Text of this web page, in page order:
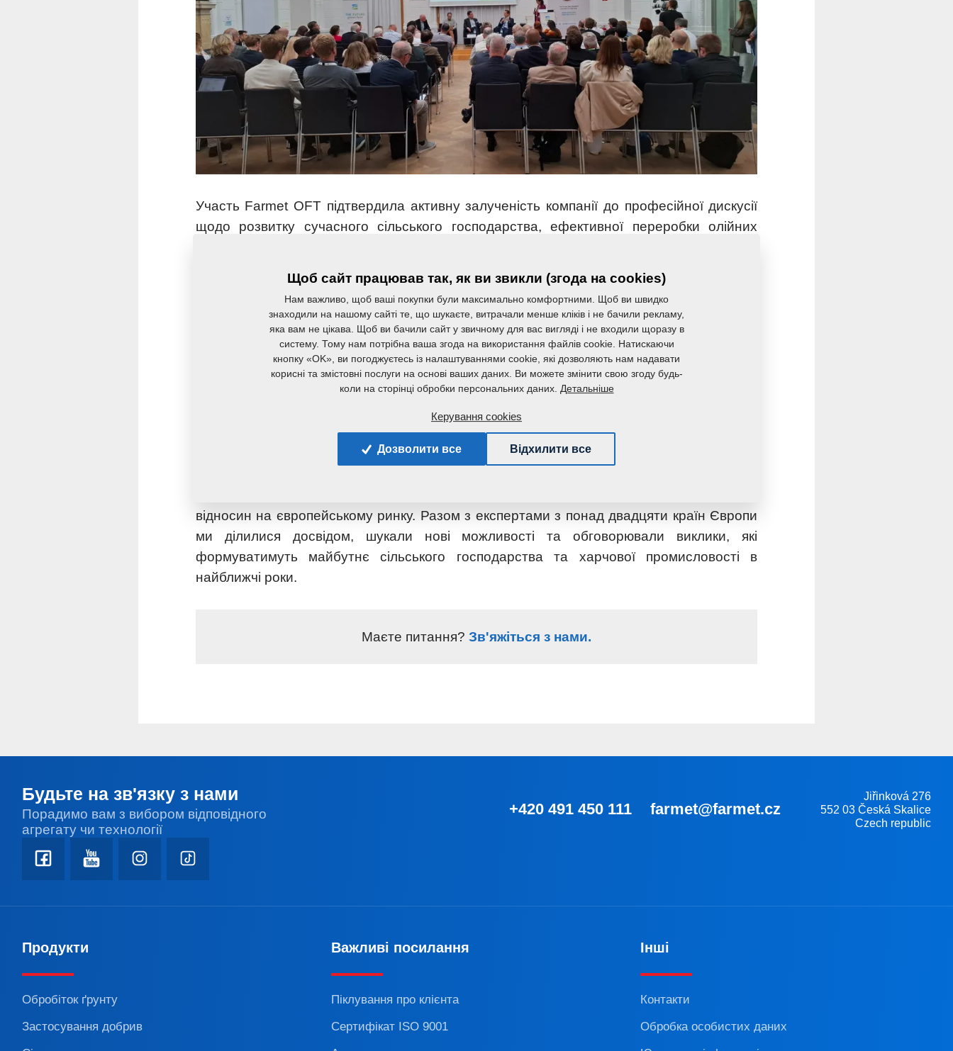
Участь Farmet OFT підтвердила активну залученість компанії до професійної дискусії
щодо розвитку сучасного сільського господарства, ефективної переробки олійних
ноу-хау з провідними представниками європейського аграрного сектору.
«Ми віримо, що майбутнє сільського господарства ґрунтується на інноваціях,
відповідальному підході до виробництва та міцній міжнародній співпраці. Саме тому ми
високо цінуємо можливість бути частиною спільноти Donau Soja та активно долучатися
до обговорень подальшого розвитку європейського сектору рослинних білків.»
Участь у Генеральній асамблеї Donau Soja також підкреслює довгострокову стратегію
відносин на європейському ринку. Разом з експертами з понад двадцяти країн Європи
ми ділилися досвідом, шукали нові можливості та обговорювали виклики, які
формуватимуть майбутнє сільського господарства та харчової промисловості в
найближчі роки.
Маєте питання? Зв'яжіться з нами.
Будьте на зв'язку з нами
Порадимо вам з вибором відповідного
агрегату чи технології
+420 491 450 111 farmet@farmet.cz
Jiřinková 276
552 03 Česká Skalice
Czech republic
Продукти
Обробіток ґрунту
Застосування добрив
Важливі посилання
Піклування про клієнта
Сертифікат ISO 9001
Інші
Контакти
Обробка особистих даних
Щоб сайт працював так, як ви звикли (згода на cookies)
Нам важливо, щоб ваші покупки були максимально комфортними. Щоб ви швидко
знаходили на нашому сайті те, що шукаєте, витрачали менше кліків і не бачили рекламу,
яка вам не цікава. Щоб ви бачили сайт у звичному для вас вигляді і не входили щоразу в
систему. Тому нам потрібна ваша згода на використання файлів cookie. Натискаючи
кнопку «OK», ви погоджуєтесь із налаштуваннями cookie, які дозволяють нам надавати
корисні та змістовні послуги на основі ваших даних. Ви можете змінити свою згоду будь-
коли на сторінці обробки персональних даних. Детальніше
Керування cookies
Дозволити все Відхилити все